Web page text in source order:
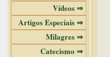
Vídeos ⇒
Artigos Especiais ⇒
Milagres ⇒
Catecismo ⇒